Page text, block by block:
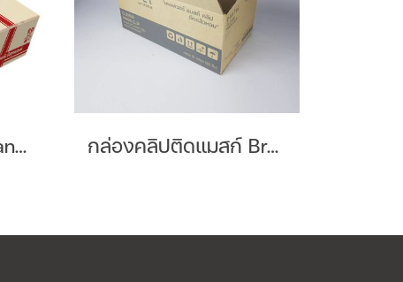
กล่องสินค้าทั่วไป Brand : Lazada กล่องคลิปติดแมสก์ Brand : Pastel